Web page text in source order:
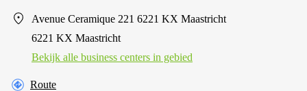
Avenue Ceramique 221 6221 KX Maastricht
6221 KX Maastricht
Bekijk alle business centers in gebied
Route